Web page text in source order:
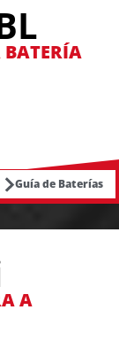
BATERÍA
Guía de Baterías
A